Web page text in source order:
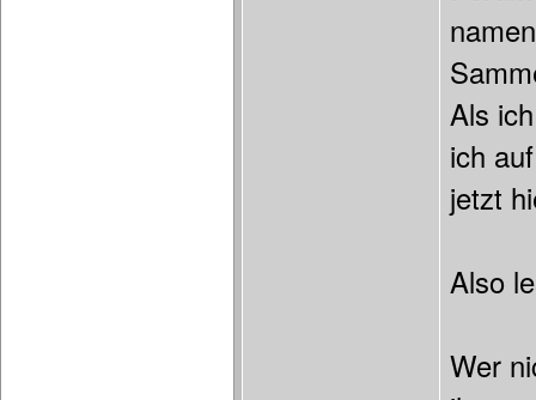
Als
ich
jetzt
Also
Wer